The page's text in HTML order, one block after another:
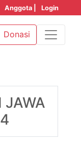
Anggota | Login
Donasi
JAWA